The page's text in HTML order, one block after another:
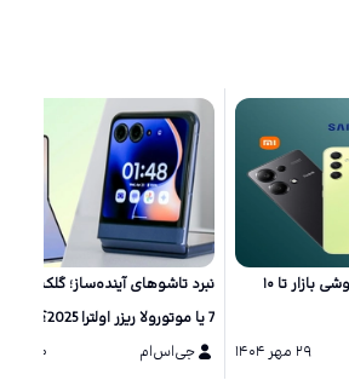
راهنمای خرید بهترین گوشی بازار تا ۱۰
۲۹ مهر ۱۴۰۴
نبرد تاشو‌های آینده‌ساز؛ گلکسی زد
7 یا موتورولا ریزر اولترا 2025؟
جی‌اس‌ام
۲۰ مرداد ۱۴۰۴